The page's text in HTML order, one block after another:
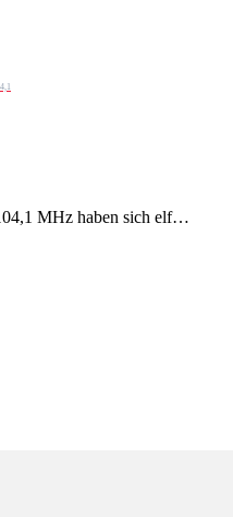
MHz haben sich elf…